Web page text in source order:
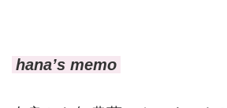
hana’s memo